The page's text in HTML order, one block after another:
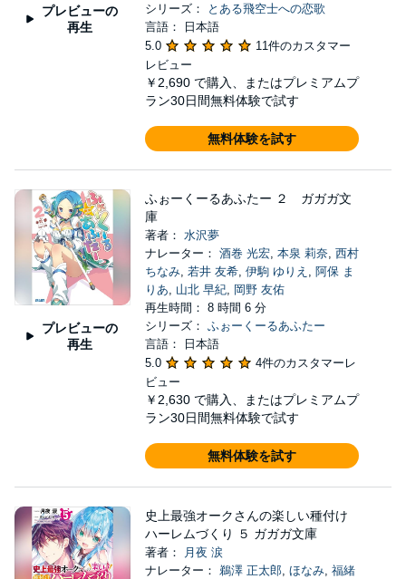
プレビューの
再生
シリーズ：
とある飛空士への恋歌
言語： 日本語
5.0
11件のカスタマー
レビュー
￥2,690 で購入、またはプレミアムプ
ラン30日間無料体験で試す
無料体験を試す
プレビューの
再生
ふぉーくーるあふたー ２ ガガガ文
庫
著者： 水沢夢
ナレーター： 酒巻 光宏, 本泉 莉奈, 西村
ちなみ, 若井 友希, 伊駒 ゆりえ , 阿保 ま
りあ, 山北 早紀, 岡野 友佑
再生時間： 8 時間 6 分
シリーズ： ふぉーくーるあふたー
言語： 日本語
5.0
4件のカスタマーレ
ビュー
￥2,630 で購入、またはプレミアムプ
ラン30日間無料体験で試す
無料体験を試す
史上最強オークさんの楽しい種付け
ハーレムづくり ５ ガガガ文庫
著者：
月夜 涙
ナレーター： 鵜澤 正太郎, ほなみ, 福緒